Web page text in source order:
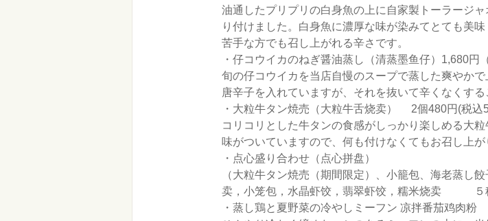
油通したプリプリの白身魚の上に自家製トーラージ
り付けました。白身魚に濃厚な味が染みてとても美
苦手な方でも召し上がれる辛さです。
・仔コウイカのねぎ醤油蒸し（清蒸墨鱼仔）1,680
旬の仔コウイカを当店自慢のスープで蒸した爽やか
唐辛子を入れていますが、それを抜いて辛くなくする
・大粒牛タン焼売（大粒牛舌烧卖） 2個480円(税込
コリコリとした牛タンの食感がしっかり楽しめる大粒
味がついていますので、何も付けなくてもお召し上が
・点心盛り合わせ（点心拼盘）
（大粒牛タン焼売（期間限定）、小籠包、海老蒸し
卖，小笼包，水晶虾饺，翡翠虾饺，糯米烧卖 ５種
・蒸し鶏と夏野菜の冷やしミーフン 凉拌番茄鸡肉